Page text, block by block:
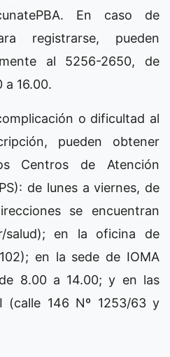
En caso de
registrarse, pueden
al 5256-2650, de
a 16.00.
o dificultad al
pueden obtener
Centros de Atención
de lunes a viernes, de
se encuentran
salud); en la oficina de
en la sede de IOMA
8.00 a 14.00; y en las
(calle 146 Nº 1253/63 y